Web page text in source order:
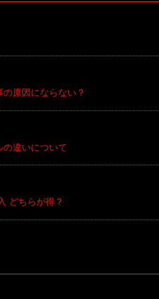
原因にならない？
の違いについて
どちらが得？